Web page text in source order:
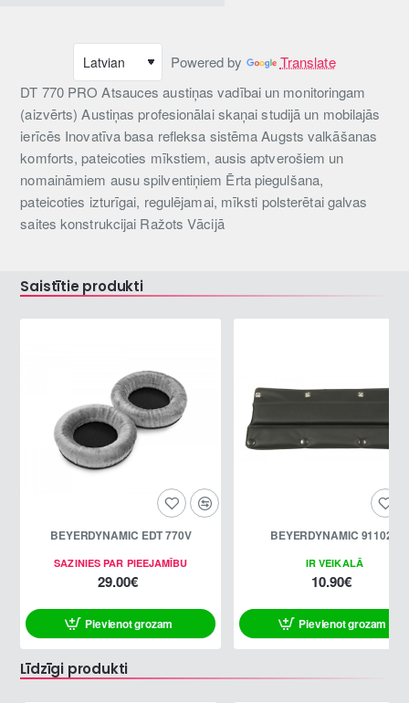
Powered by
Translate
DT 770 PRO Atsauces austiņas vadībai un monitoringam
(aizvērts) Austiņas profesionālai skaņai studijā un mobilajās
ierīcēs Inovatīva basa refleksa sistēma Augsts valkāšanas
komforts, pateicoties mīkstiem, ausis aptverošiem un
nomaināmiem ausu spilventiņiem Ērta piegulšana,
pateicoties izturīgai, regulējamai, mīksti polsterētai galvas
saites konstrukcijai Ražots Vācijā
Saistītie produkti
SAZINIES PAR PIEEJAMĪBU
BEYERDYNAMIC EDT 770V
29.00€
Pievienot grozam
IR VEIKALĀ
BEYERDYNAMIC 911022
10.90€
Pievienot grozam
Līdzīgi produkti